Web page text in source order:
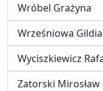
Wróbel Grażyna
Wrześniowa Gildia
Wyciszkiewicz
Zatorski Mirosław